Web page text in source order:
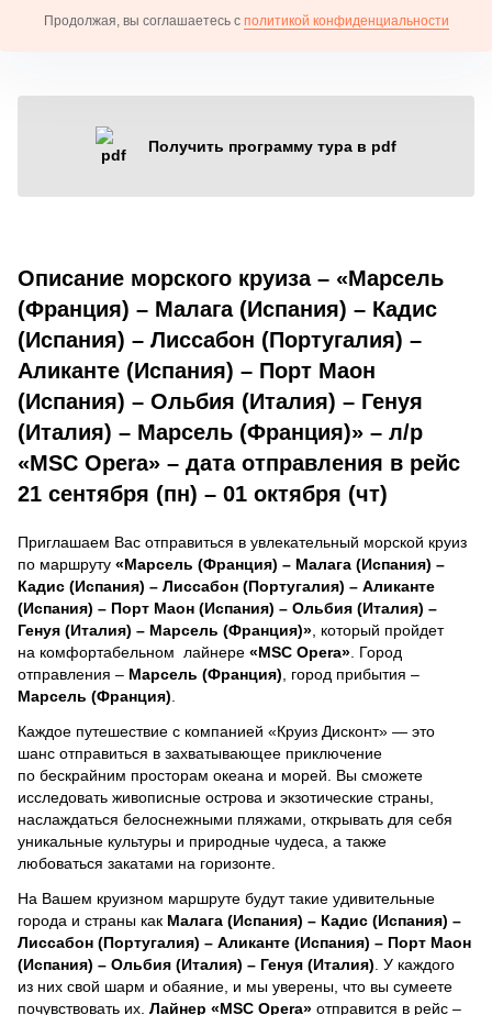
Продолжая, вы соглашаетесь с политикой конфиденциальности
Получить программу тура в pdf
Описание морского круиза – «Марсель
(Франция) – Малага (Испания) – Кадис
(Испания) – Лиссабон (Португалия) –
Аликанте (Испания) – Порт Маон
(Испания) – Ольбия (Италия) – Генуя
(Италия) – Марсель (Франция)» – л/р
«MSC Opera» – дата отправления в рейс
21 сентября (пн) – 01 октября (чт)
Приглашаем Вас отправиться в увлекательный морской круиз
по маршруту «Марсель (Франция) – Малага (Испания) –
Кадис (Испания) – Лиссабон (Португалия) – Аликанте
(Испания) – Порт Маон (Испания) – Ольбия (Италия) –
Генуя (Италия) – Марсель (Франция)» , который пройдет
на комфортабельном лайнере «MSC Opera» . Город
отправления – Марсель (Франция) , город прибытия –
Марсель (Франция)
Каждое путешествие с компанией «Круиз Дисконт» — это
шанс отправиться в захватывающее приключение
по бескрайним просторам океана и морей. Вы сможете
исследовать живописные острова и экзотические страны,
наслаждаться белоснежными пляжами, открывать для себя
уникальные культуры и природные чудеса, а также
любоваться закатами на горизонте.
На Вашем круизном маршруте будут такие удивительные
города и страны как Малага (Испания) – Кадис (Испания) –
Лиссабон (Португалия) – Аликанте (Испания) – Порт Маон
(Испания) – Ольбия (Италия) – Генуя (Италия) . У каждого
из них свой шарм и обаяние, и мы уверены, что вы сумеете
почувствовать их. Лайнер «MSC Opera» отправится в рейс –